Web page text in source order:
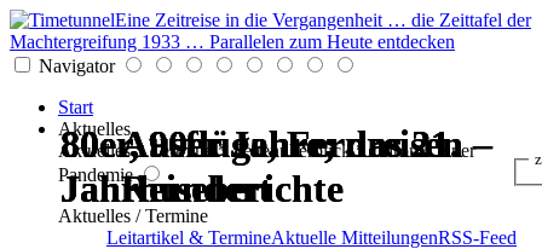
Eine Zeitreise in die Vergangenheit … die Zeittafel der
Machtergreifung 1933 … Parallelen zum Heute entdecken
Navigator
Start
Aktuelles
Aktuelles * Termine * Seitenüberblick * Chronik einer
Pandemie
Aktuelles / Termine
Leitartikel & TermineAktuelle MitteilungenRSS-Feed
80er, 90er Jahre; das 21.
Jahrhundert
Ausflüge, Fernreisen –
Reiseberichte
80er, 90er Jahre; das 21.
Jahrhundert
80er, 90er Jahre; das 21.
Jahrhundert
Ausflüge, Fernreisen –
Reiseberichte
80er, 90er Jahre; das 21.
Jahrhundert